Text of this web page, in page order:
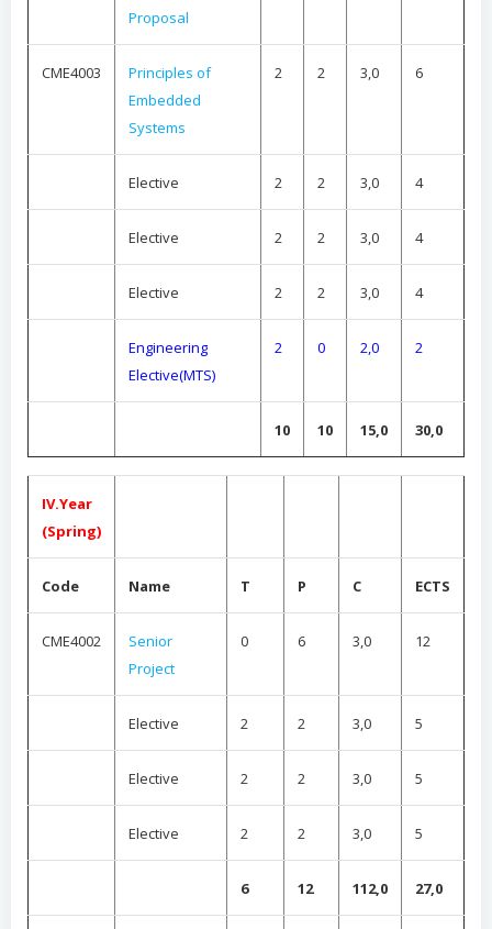
Proposal
CME4003
Principles of
Embedded
Systems
2 2 3,0 6
Elective 2 2 3,0 4
Elective 2 2 3,0 4
Elective 2 2 3,0 4
Engineering
Elective(MTS)
2 0 2,0 2
10 10 15,0 30,0
IV.Year
(Spring)
Code Name T P C ECTS
CME4002
Senior
Project
0 6 3,0 12
Elective 2 2 3,0 5
Elective 2 2 3,0 5
Elective 2 2 3,0 5
6 12 112,0 27,0